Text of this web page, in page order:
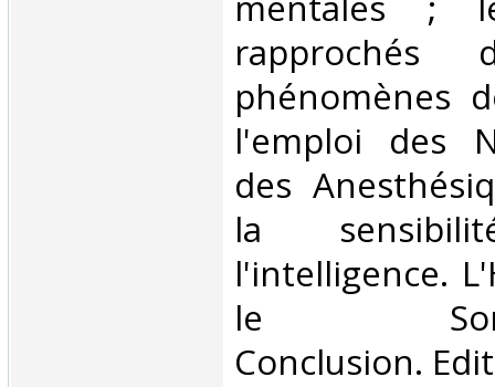
rapprochés
phénomènes
l'emploi des
des
la
l'intelligence.
le
Conclusion.